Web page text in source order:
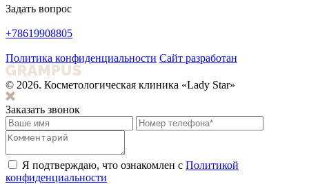
Задать вопрос
+78619908805
Политика конфиденциальности Сайт разработан
© 2026. Косметологическая клиника «Lady Star»
Заказать звонок
Я подтверждаю, что ознакомлен с Политикой
конфиденциальности